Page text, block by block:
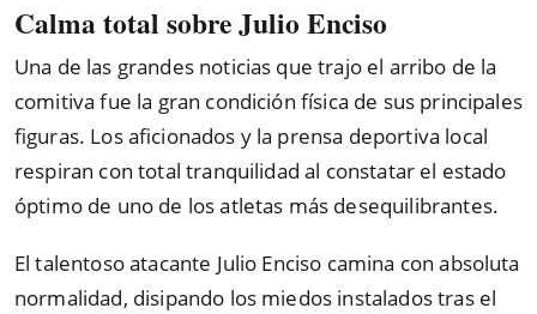
Calma total sobre Julio Enciso
Una de las grandes noticias que trajo el arribo de la
comitiva fue la gran condición física de sus principales
figuras. Los aficionados y la prensa deportiva local
respiran con total tranquilidad al constatar el estado
óptimo de uno de los atletas más desequilibrantes.
El talentoso atacante Julio Enciso camina con absoluta
normalidad, disipando los miedos instalados tras el